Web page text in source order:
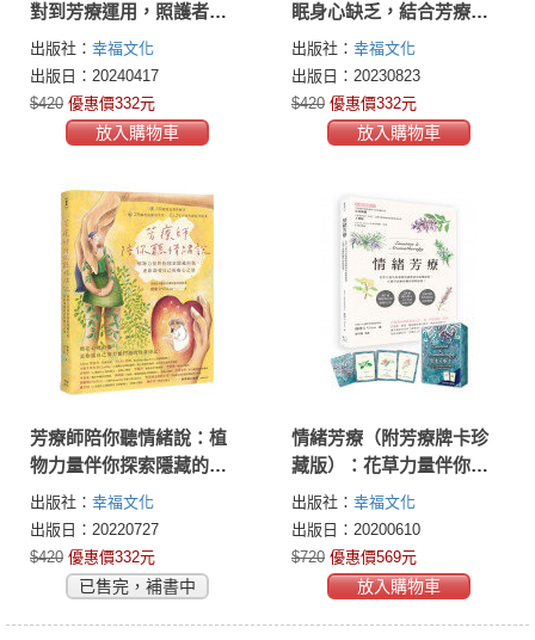
對到芳療運用，照護者陪
伴失智症者也療癒自己的
身心照護指南
出版社： 幸福文化
出版日：20240417
$420 優惠價332元
放入購物車
眠身心缺乏，結合芳療照
護、精油調香、好眠儀
式，為你找回睡好覺的原
廠設定！
出版社： 幸福文化
出版日：20230823
$420 優惠價332元
放入購物車
芳療師陪你聽情緒說：植
物力量伴你探索隱藏的
傷，重新深愛自己的療心
之旅
出版社： 幸福文化
出版日：20220727
$420 優惠價332元
已售完，補書中
情緒芳療（附芳療牌卡珍
藏版）：花草力量伴你跨
越情感勒索的疲憊痛楚，
正視早該斷捨離的情緒振
盪！
出版社： 幸福文化
出版日：20200610
$720 優惠價569元
放入購物車